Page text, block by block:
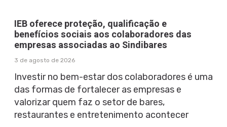
IEB oferece proteção, qualificação e
benefícios sociais aos colaboradores das
empresas associadas ao Sindibares
3 de agosto de 2026
Investir no bem-estar dos colaboradores é uma
das formas de fortalecer as empresas e
valorizar quem faz o setor de bares,
restaurantes e entretenimento acontecer